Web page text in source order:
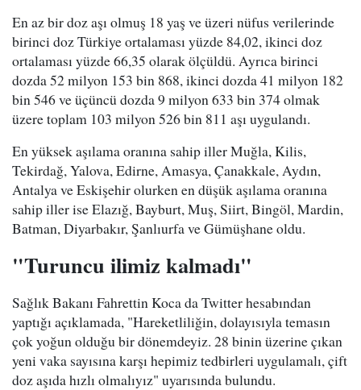
En az bir doz aşı olmuş 18 yaş ve üzeri nüfus verilerinde
birinci doz Türkiye ortalaması yüzde 84,02, ikinci doz
ortalaması yüzde 66,35 olarak ölçüldü. Ayrıca birinci
dozda 52 milyon 153 bin 868, ikinci dozda 41 milyon 182
bin 546 ve üçüncü dozda 9 milyon 633 bin 374 olmak
üzere toplam 103 milyon 526 bin 811 aşı uygulandı.
En yüksek aşılama oranına sahip iller Muğla, Kilis,
Tekirdağ, Yalova, Edirne, Amasya, Çanakkale, Aydın,
Antalya ve Eskişehir olurken en düşük aşılama oranına
sahip iller ise Elazığ, Bayburt, Muş, Siirt, Bingöl, Mardin,
Batman, Diyarbakır, Şanlıurfa ve Gümüşhane oldu.
"Turuncu ilimiz kalmadı"
Sağlık Bakanı Fahrettin Koca da Twitter hesabından
yaptığı açıklamada, "Hareketliliğin, dolayısıyla temasın
çok yoğun olduğu bir dönemdeyiz. 28 binin üzerine çıkan
yeni vaka sayısına karşı hepimiz tedbirleri uygulamalı, çift
doz aşıda hızlı olmalıyız" uyarısında bulundu.